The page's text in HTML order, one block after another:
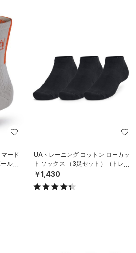
ード
ル/U
UAトレーニング コットン ローカッ
ト ソックス （3足セット）（トレー
ニング/UNISEX）
￥1,430